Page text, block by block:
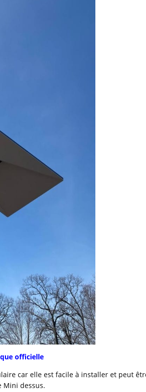
officielle
car elle est facile à installer et peut
Mini dessus.